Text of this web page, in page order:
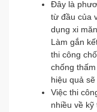
Đây là
từ đầu của
dụng xi
Làm gắn
thi công
chống
hiệu quả
Việc thi
nhiều về